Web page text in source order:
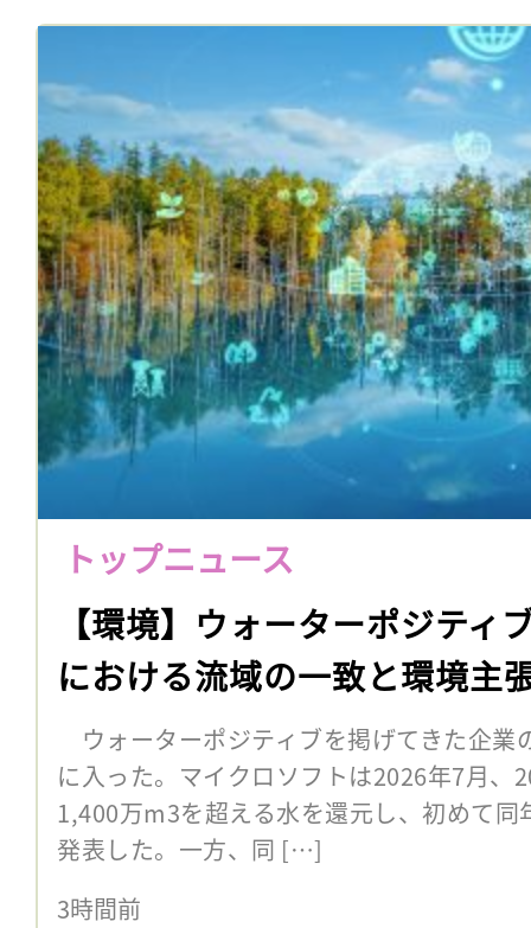
トップニュース
【環境】ウォーターポジティ
における流域の一致と環境主
ウォーターポジティブを掲げてきた企業
に入った。マイクロソフトは2026年7月、
1,400万m3を超える水を還元し、初めて
発表した。一方、同 […]
3時間前